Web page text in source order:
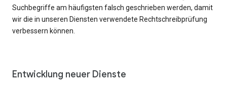
Suchbegriffe am häufigsten falsch geschrieben werden, damit
wir die in unseren Diensten verwendete Rechtschreibprüfung
verbessern können.
Entwicklung neuer Dienste